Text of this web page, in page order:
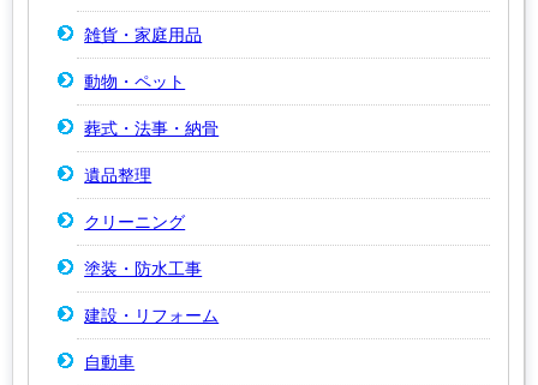
雑貨・家庭用品
動物・ペット
葬式・法事・納骨
遺品整理
クリーニング
塗装・防水工事
建設・リフォーム
自動車